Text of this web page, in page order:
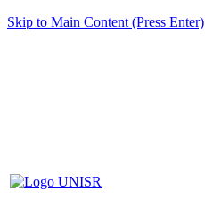
Skip to Main Content (Press Enter)